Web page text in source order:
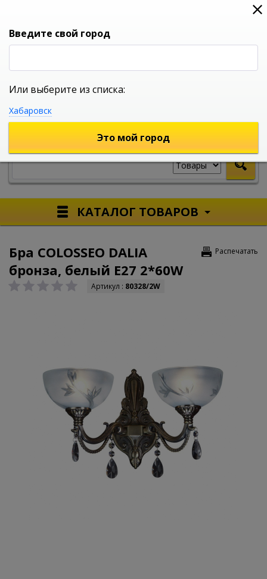
0
УНИВЕРСАЛЬНЫЙ ИНТЕРНЕТ МАГАЗИН
КАТАЛОГ ТОВАРОВ
Распечатать
Бра COLOSSEO DALIA
бронза, белый E27 2*60W
Артикул : 80328/2W
Введите свой город
Или выберите из списка:
Хабаровск
Это мой город